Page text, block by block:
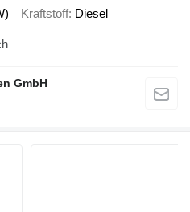
Kraftstoff Diesel
GmbH